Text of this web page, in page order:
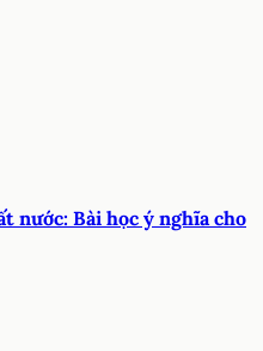
nước: Bài học ý nghĩa cho